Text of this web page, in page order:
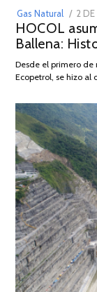
Gas Natural
ON
2
HOCOL
Ballena:
Desde el primero
Ecopetrol, se hizo al